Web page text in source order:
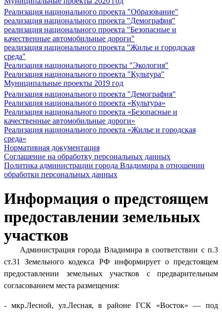
Реализация национального проекта "Образование"
реализация национального проекта "Демография"
реализация национального проекта "Безопасные и
качественные автомобильные дороги"
реализация национального проекта "Жилье и городская
среда"
Реализация национального проекты "Экология"
Реализация национального проекта "Культура"
Муниципальные проекты 2019 год
Реализация национального проекта "Демография"
Реализация национального проекта «Культура»
Реализация национального проекта «Безопасные и
качественные автомобильные дороги»
Реализация национального проекта «Жилье и городская
среда»
Нормативная документация
Соглашение на обработку персональных данных
Политика администрации города Владимира в отношении
обработки персональных данных
Информация о предстоящем
предоставлении земельных
участков
Администрация города Владимира в соответствии с п.3
ст.31 Земельного кодекса РФ информирует о предстоящем
предоставлении земельных участков с предварительным
согласованием места размещения:
- мкр.Лесной, ул.Лесная, в районе ГСК «Восток» — под